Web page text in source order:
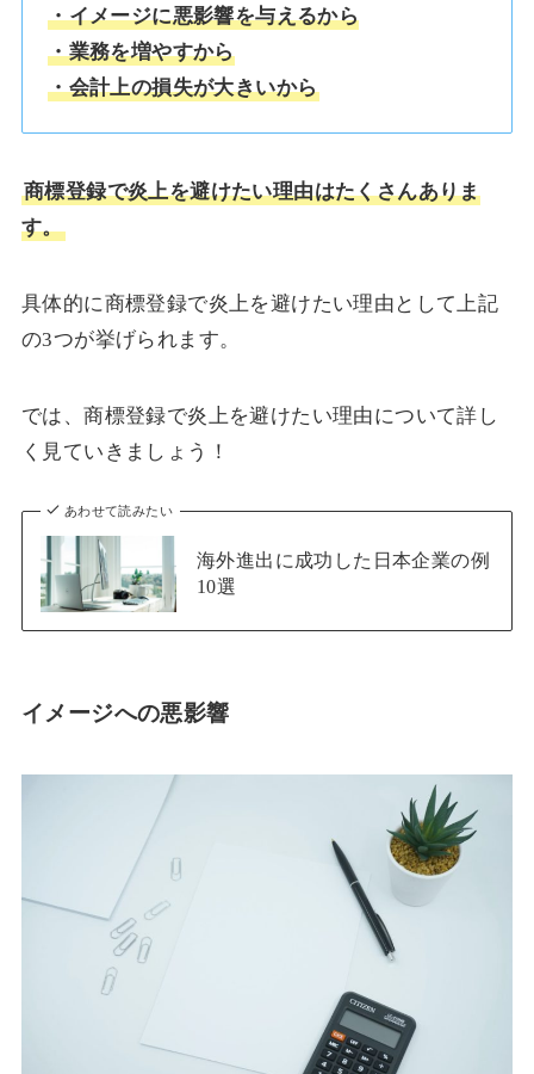
・イメージに悪影響を与えるから
・業務を増やすから
・会計上の損失が大きいから
商標登録で炎上を避けたい理由はたくさんありま
す。
具体的に商標登録で炎上を避けたい理由として上記
の3つが挙げられます。
では、商標登録で炎上を避けたい理由について詳し
く見ていきましょう！
あわせて読みたい
海外進出に成功した日本企業の例
10選
イメージへの悪影響